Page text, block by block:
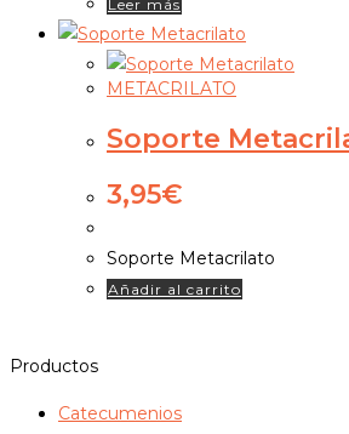
Leer más
METACRILATO
Soporte
3,95€
Soporte Metacrilato
Añadir al carrito
Productos
Catecumenios